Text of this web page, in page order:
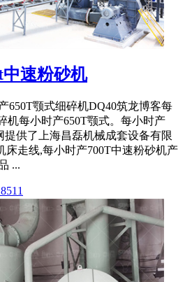
速粉砂机
650T颚式细碎机DQ40筑龙博客每
机每小时产650T颚式。每小时产
提供了上海昌磊机械成套设备有限
床走线,每小时产700T中速粉砂机产
...